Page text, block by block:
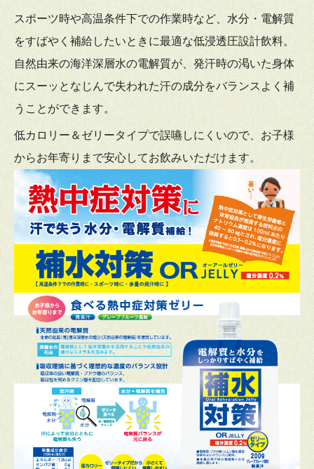
スポーツ時や高温条件下での作業時など、水分・電解質
をすばやく補給したいときに最適な低浸透圧設計飲料。
自然由来の海洋深層水の電解質が、発汗時の渇いた身体
にスーッとなじんで失われた汗の成分をバランスよく補
うことができます。
低カロリー＆ゼリータイプで誤嚥しにくいので、お子様
からお年寄りまで安心してお飲みいただけます。